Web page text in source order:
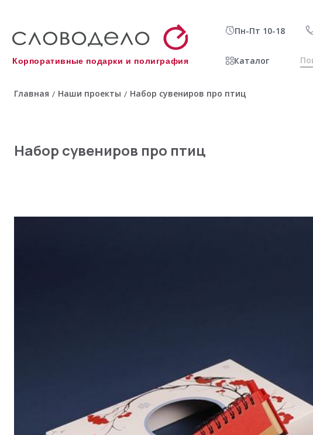
Корпоративные подарки и полиграфия
Пн-Пт 10-18
Каталог
Главная / Наши проекты / Набор сувениров про птиц
Набор сувениров про птиц